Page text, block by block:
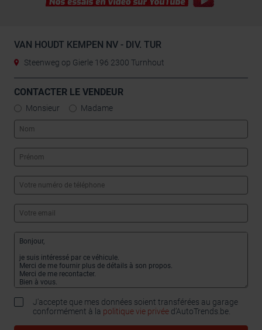
VAN HOUDT KEMPEN NV - DIV. TUR
Steenweg op Gierle 196 2300 Turnhout
CONTACTER LE VENDEUR
Monsieur Madame
J'accepte que mes données soient transférées au garage
conformément à la politique vie privée d’AutoTrends.be.